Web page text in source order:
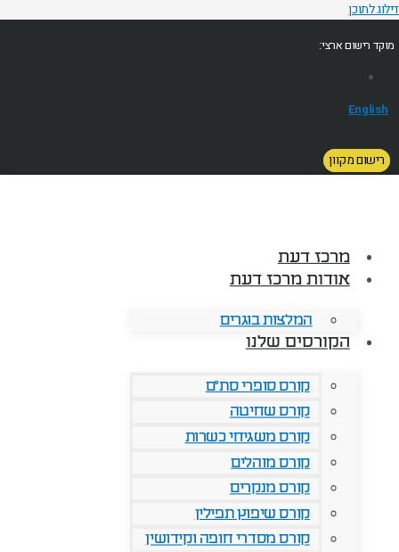
דילוג לתוכן
מוקד רישום ארצי:
English
רישום מקוון
מרכז דעת
אודות מרכז דעת
המלצות בוגרים
הקורסים שלנו
קורס סופרי סת"ם
קורס שחיטה
קורס משגיחי כשרות
קורס מוהלים
קורס מנקרים
קורס שיפוץ תפילין
קורס מסדרי חופה וקידושין